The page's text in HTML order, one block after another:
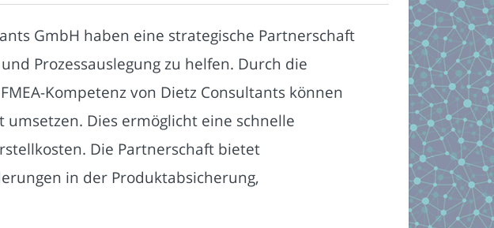
GmbH haben eine strategische Partnerschaft
Prozessauslegung zu helfen. Durch die
Kompetenz von Dietz Consultants können
Dies ermöglicht eine schnelle
Die Partnerschaft bietet
in der Produktabsicherung,